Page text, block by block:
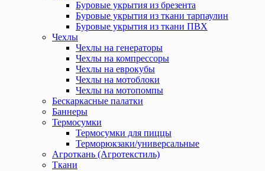
Буровые укрытия из брезента
Буровые укрытия из ткани тарпаулин
Буровые укрытия из ткани ПВХ
Чехлы
Чехлы на генераторы
Чехлы на компрессоры
Чехлы на еврокубы
Чехлы на мотоблоки
Чехлы на мотопомпы
Бескаркасные палатки
Баннеры
Термосумки
Термосумки для пиццы
Терморюкзаки/универсальные
Агроткань (Агротекстиль)
Ткани